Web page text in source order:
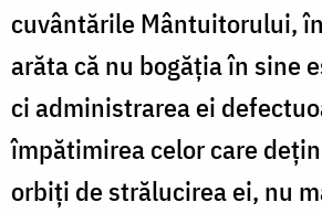
cuvântările Mântuitorului,
arăta că nu bogăția în sine
ci administrarea ei
împătimirea celor care
orbiți de strălucirea ei, nu